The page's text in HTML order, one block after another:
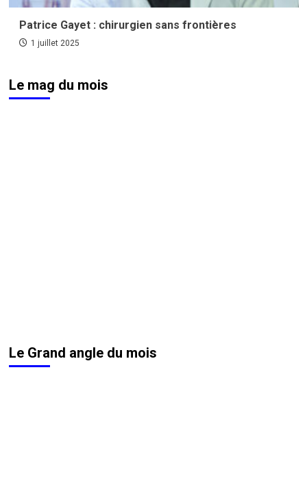
Patrice Gayet : chirurgien sans frontières
1 juillet 2025
Le mag du mois
Le Grand angle du mois